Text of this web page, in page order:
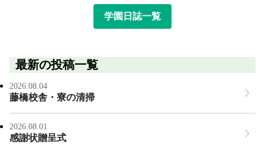
学園日誌一覧
最新の投稿一覧
2026.08.04
藤橋校舎・寮の清掃
2026.08.01
感謝状贈呈式